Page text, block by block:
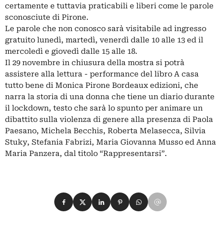
certamente e tuttavia praticabili e liberi come le parole
sconosciute di Pirone.
Le parole che non conosco sarà visitabile ad ingresso
gratuito lunedì, martedì, venerdì dalle 10 alle 13 ed il
mercoledì e giovedì dalle 15 alle 18.
Il 29 novembre in chiusura della mostra si potrà
assistere alla lettura - performance del libro A casa
tutto bene di Monica Pirone Bordeaux edizioni, che
narra la storia di una donna che tiene un diario durante
il lockdown, testo che sarà lo spunto per animare un
dibattito sulla violenza di genere alla presenza di Paola
Paesano, Michela Becchis, Roberta Melasecca, Silvia
Stuky, Stefania Fabrizi, Maria Giovanna Musso ed Anna
Maria Panzera, dal titolo “Rappresentarsi”.
Condividi su Facebook
Condividi su X
Condividi su LinkedIn
Condividi su Pinterest
Condividi su WhatsApp
Condividi su Email